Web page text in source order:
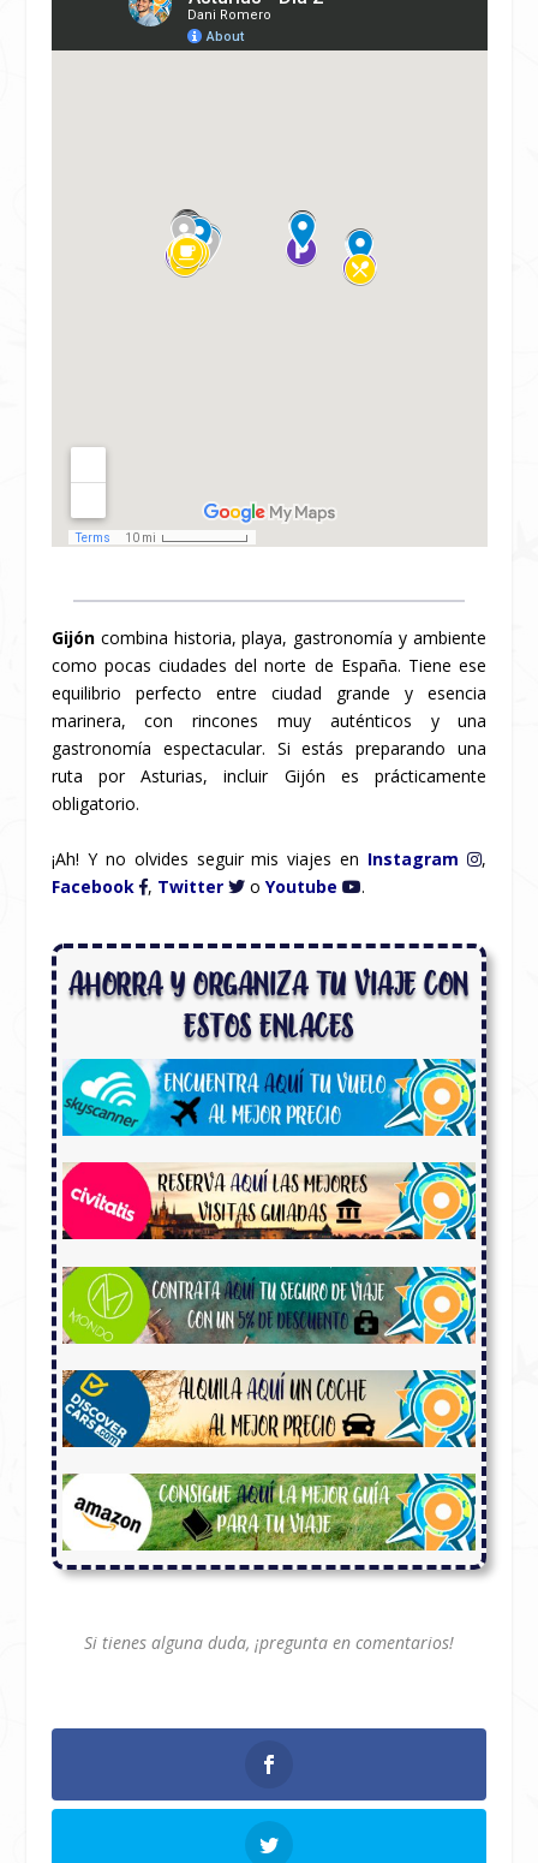
Gijóncombina historia, playa, gastronomía y ambiente
como pocas ciudades del norte de España. Tiene ese
equilibrio perfecto entre ciudad grande y esencia
marinera, con rincones muy auténticos y una
gastronomía espectacular. Si estás preparando una
ruta por Asturias, incluir Gijón es prácticamente
obligatorio.
¡Ah! Y no olvides seguir mis viajes en Instagram
,
Facebook , Twitter o Youtube .
AHORRA Y ORGANIZA TU VIAJE CON
ESTOS ENLACES
Si tienes alguna duda, ¡pregunta en comentarios!